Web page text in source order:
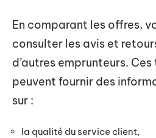
En comparant les offres,
consulter les avis et
d’autres emprunteurs.
peuvent fournir des
sur :
la qualité du service client,